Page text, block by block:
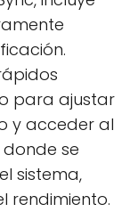
para ajustar
y acceder al
se
sistema,
rendimiento.